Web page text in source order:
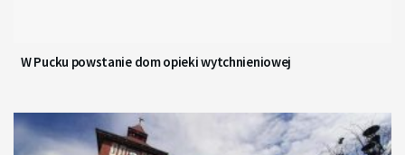
W Pucku powstanie dom opieki wytchnieniowej